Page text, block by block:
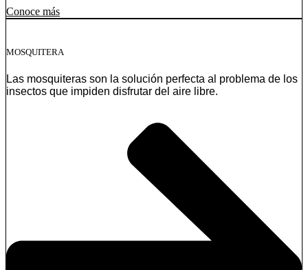
Conoce más
MOSQUITERA
Las mosquiteras son la solución perfecta al problema de los
insectos que impiden disfrutar del aire libre.